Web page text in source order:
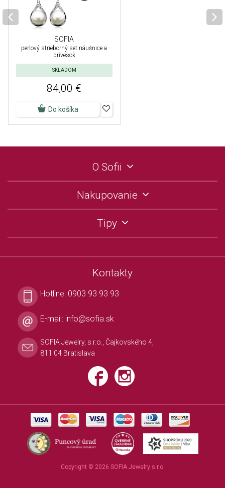
SOFIA
perlový strieborný set náušnice a
prívesok
SKLADOM
84,00 €
Do košíka
O Sofii
Nakupovanie
Tipy
Kontakty
Hotline: 0903 93 93 93
E-mail: info@sofia.sk
SOFIA Jewelry, s.r.o., Čajkovského 4,
811 04 Bratislava
Copyright © 2026 SOFIA Jewelry s.r.o.